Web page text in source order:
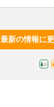
最新の情報に